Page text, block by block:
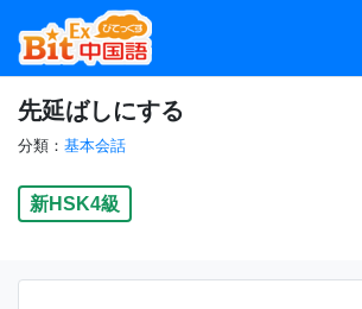
先延ばしにする
分類： 基本会話
新HSK4級